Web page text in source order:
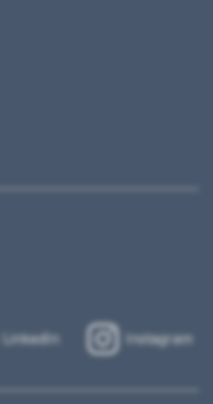
LinkedIn Instagram